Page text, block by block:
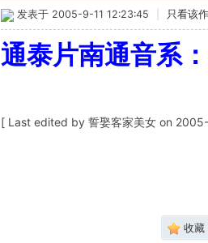
发表于 2005-9-11 12:23:45 只看该
通泰片南通音系：
[ Last edited by 誓娶客家美女 on
收藏